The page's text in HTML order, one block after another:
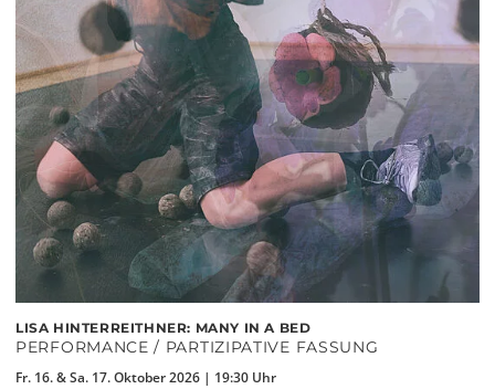
LISA HINTERREITHNER: MANY IN A BED
PERFORMANCE / PARTIZIPATIVE FASSUNG
Fr. 16. & Sa. 17. Oktober 2026 | 19:30 Uhr